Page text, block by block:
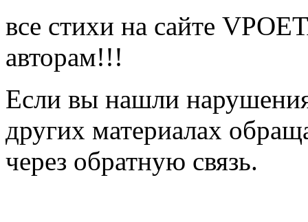
все стихи на сайте
авторам!!!
Если вы нашли
других материалах
через обратную связь.